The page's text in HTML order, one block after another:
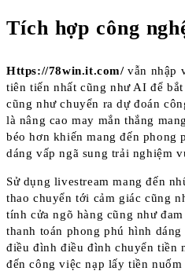
Tích hợp công
Https://78win.it.com/vẫn nhập
tiên tiến nhất cũng như AI để
cũng như chuyển ra dự đoán
là nâng cao may mắn thắng
béo hơn khiến mang đến phong
dáng vấp ngã sung trải nghiệm
Sử dụng livestream mang đến
thao chuyển tới cảm giác cũng
tính cửa ngõ hàng cũng như
thanh toán phong phú hình
điều đình điều đình chuyển tiền
đến công việc nạp lấy tiền